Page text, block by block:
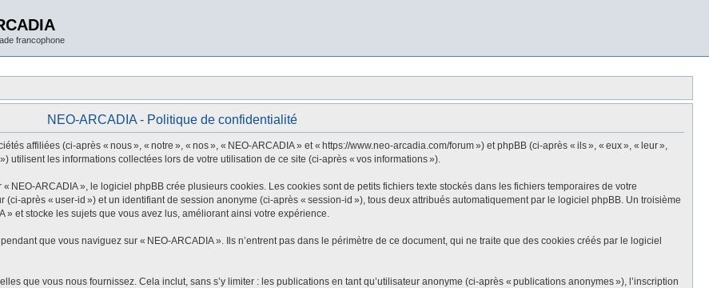
francophone
NEO-ARCADIA - Politique de confidentialité
affiliées (ci-après « nous », « notre », « nos », « NEO-ARCADIA » et « https://www.neo-arcadia.com/forum ») et phpBB (ci-après « ils », « eux », « leur »,
utilisent les informations collectées lors de votre utilisation de ce site (ci-après « vos informations »).
NEO-ARCADIA », le logiciel phpBB crée plusieurs cookies. Les cookies sont de petits fichiers texte stockés dans les fichiers temporaires de votre
après « user-id ») et un identifiant de session anonyme (ci-après « session-id »), tous deux attribués automatiquement par le logiciel phpBB. Un troisième
et stocke les sujets que vous avez lus, améliorant ainsi votre expérience.
que vous naviguez sur « NEO-ARCADIA ». Ils n’entrent pas dans le périmètre de ce document, qui ne traite que des cookies créés par le logiciel
que vous nous fournissez. Cela inclut, sans s’y limiter : les publications en tant qu’utilisateur anonyme (ci-après « publications anonymes »), l’inscription